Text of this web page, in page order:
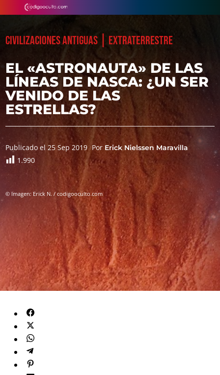
CIVILIZACIONES ANTIGUAS EXTRATERRESTRE
EL «ASTRONAUTA» DE LAS
LÍNEAS DE NASCA: ¿UN SER
VENIDO DE LAS
ESTRELLAS?
Publicado el 25 Sep 2019 Por Erick Nielssen Maravilla
1.990
© Imagen: Erick N. / codigooculto.com